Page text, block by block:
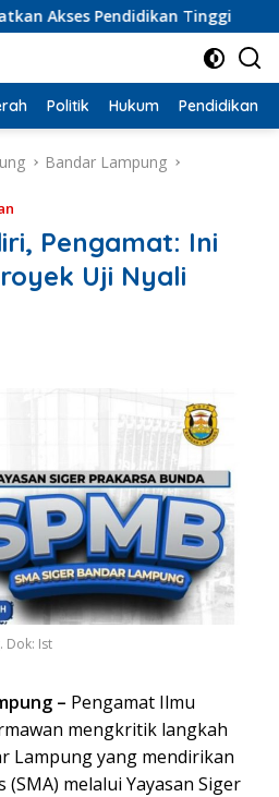
Pendidikan Tinggi
Politik Hukum Pendidikan
Bandar Lampung
Pengamat: Ini
Uji Nyali
Dok: Ist
– Pengamat Ilmu
mengkritik langkah
Lampung yang mendirikan
melalui Yayasan Siger